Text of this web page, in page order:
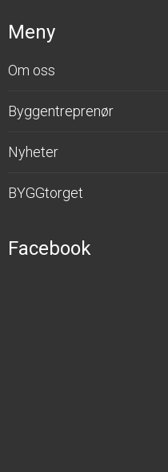
Meny
Om oss
Byggentreprenør
Nyheter
BYGGtorget
Facebook